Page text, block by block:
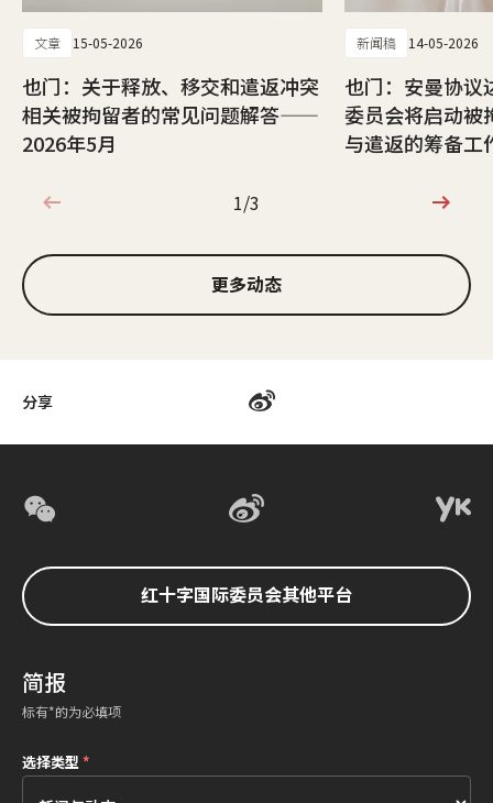
分享
文章 15-05-2026
也门：关于释放、移交和遣返冲突
相关被拘留者的常见问题解答——
2026年5月
新闻稿 14-05-2026
也门：安曼协议
委员会将启动被
与遣返的筹备工
1/3
1/3
更多动态
红十字国际委员会其他平台
简报
标有*的为必填项
选择类型 *